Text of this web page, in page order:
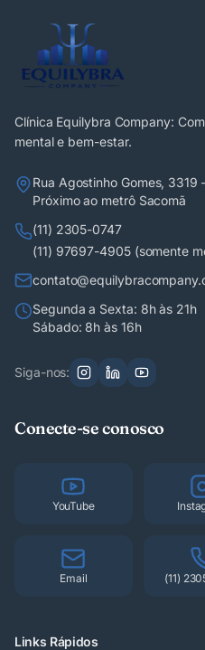
Clínica Equilybra Company:
mental e bem-estar.
Rua Agostinho Gomes, 3319
Próximo ao metrô Sacomã
(11) 2305-0747
(11) 97697-4905 (somente
Segunda a Sexta: 8h às 21h
Sábado: 8h às 16h
Siga-nos:
Conecte-se conosco
YouTube
Email (11)
Links Rápidos